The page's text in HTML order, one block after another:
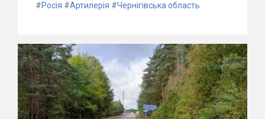
#Росія #Артилерія #Чернігівська область